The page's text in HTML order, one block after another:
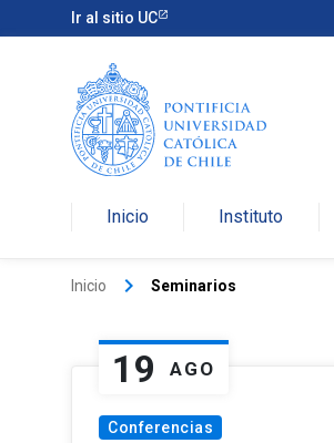
Ir al sitio UC
Inicio Instituto
Inicio keyboard_arrow_right Seminarios
19 AGO
Conferencias